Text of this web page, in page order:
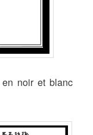
noir et blanc